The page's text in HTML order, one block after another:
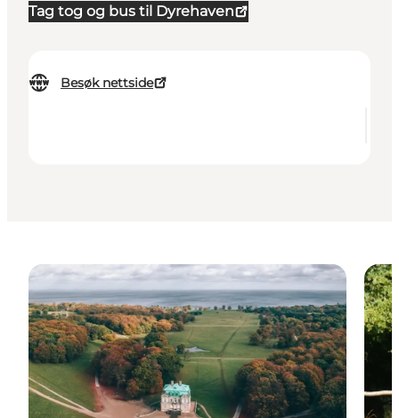
Tag tog og bus til Dyrehaven
Besøk nettside